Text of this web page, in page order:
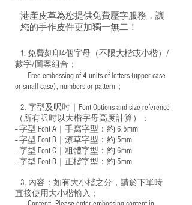
港產皮革為您提供免費壓字服務，讓
您的手作皮件更加獨一無二！
1. 免費刻印4個字母（不限大楷或小楷）/
數字/圖案組合；
Free embossing of 4 units of letters (upper case
or small case), numbers or pattern；
2. 字型及呎吋｜ Font Options and size reference
（所有呎吋以大楷字母高度計算）：
-- 字型 Font A｜手寫字型：約 6.5mm
-- 字型 Font B｜潦草字型： 約 5mm
-- 字型 Font C｜粗體字型：約 6mm
-- 字型 Font D｜正楷字型： 約 5mm
3. 內容：如有大小楷之分，請於下單時
直接使用大小楷輸入；